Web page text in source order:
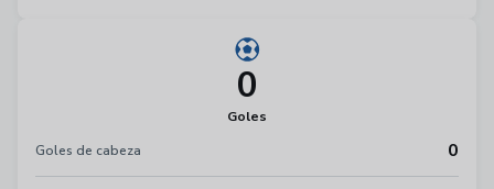
0
Goles
Goles de cabeza
0